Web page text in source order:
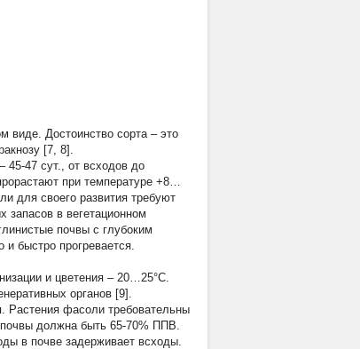
виде. Достоинство сорта – это
[7, 8].
45-47 сут., от всходов до
при температуре +8…
для своего развития требуют
запасов в вегетационном
почвы с глубоким
быстро прогревается.
и цветения – 20…25°С.
органов [9].
Растения фасоли требовательны
должна быть 65-70% ППВ.
в почве задерживает всходы.